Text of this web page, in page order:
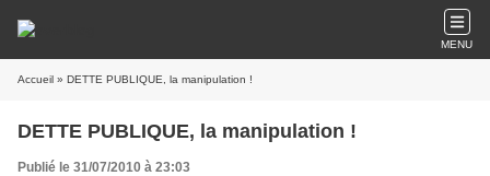
MENU
Accueil » DETTE PUBLIQUE, la manipulation !
DETTE PUBLIQUE, la manipulation !
Publié le 31/07/2010 à 23:03